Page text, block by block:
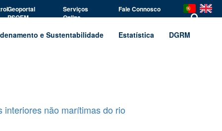
Geoportal
PSOEM
Serviços
Online
Fale Connosco
e Sustentabilidade Estatística DGRM
não marítimas do rio